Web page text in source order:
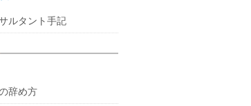
ルタント手記
辞め方